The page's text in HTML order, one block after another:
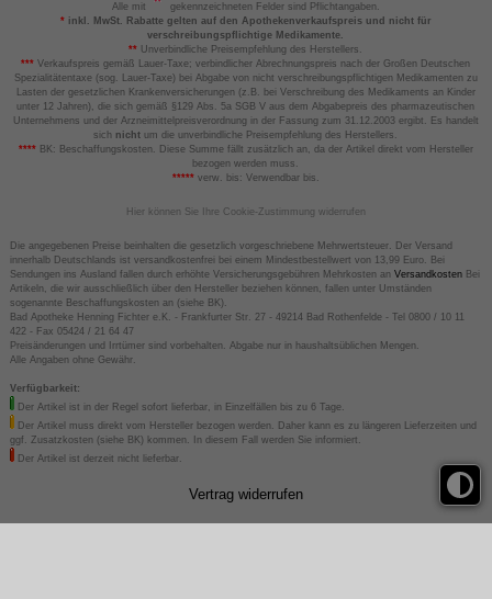
Alle mit
gekennzeichneten Felder sind Pflichtangaben.
*inkl. MwSt. Rabatte gelten auf den Apothekenverkaufspreis und nicht für
verschreibungspflichtige Medikamente.
** Unverbindliche Preisempfehlung des Herstellers.
*** Verkaufspreis gemäß Lauer-Taxe; verbindlicher Abrechnungspreis nach der Großen Deutschen
Spezialitätentaxe (sog. Lauer-Taxe) bei Abgabe von nicht verschreibungspflichtigen Medikamenten zu
Lasten der gesetzlichen Krankenversicherungen (z.B. bei Verschreibung des Medikaments an Kinder
unter 12 Jahren), die sich gemäß §129 Abs. 5a SGB V aus dem Abgabepreis des pharmazeutischen
Unternehmens und der Arzneimittelpreisverordnung in der Fassung zum 31.12.2003 ergibt. Es handelt
sich nicht um die unverbindliche Preisempfehlung des Herstellers.
****BK: Beschaffungskosten. Diese Summe fällt zusätzlich an, da der Artikel direkt vom Hersteller
bezogen werden muss.
*****verw. bis: Verwendbar bis.
Hier können Sie Ihre Cookie-Zustimmung widerrufen
Die angegebenen Preise beinhalten die gesetzlich vorgeschriebene Mehrwertsteuer. Der Versand
innerhalb Deutschlands ist versandkostenfrei bei einem Mindestbestellwert von 13,99 Euro. Bei
Sendungen ins Ausland fallen durch erhöhte Versicherungsgebühren Mehrkosten an VersandkostenBei
Artikeln, die wir ausschließlich über den Hersteller beziehen können, fallen unter Umständen
sogenannte Beschaffungskosten an (siehe BK).
Bad Apotheke Henning Fichter e.K. - Frankfurter Str. 27 - 49214 Bad Rothenfelde - Tel 0800 / 10 11
422 - Fax 05424 / 21 64 47
Preisänderungen und Irrtümer sind vorbehalten. Abgabe nur in haushaltsüblichen Mengen.
Alle Angaben ohne Gewähr.
Verfügbarkeit:
Der Artikel ist in der Regel sofort lieferbar, in Einzelfällen bis zu 6 Tage.
Der Artikel muss direkt vom Hersteller bezogen werden. Daher kann es zu längeren Lieferzeiten und
ggf. Zusatzkosten (siehe BK) kommen. In diesem Fall werden Sie informiert.
Der Artikel ist derzeit nicht lieferbar.
Vertrag widerrufen